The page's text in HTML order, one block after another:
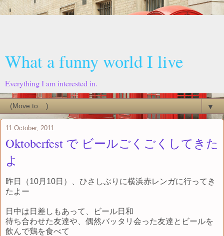
What a funny world I live
Everything I am interested in.
▼
11 October, 2011
Oktoberfest で ビールごくごくしてきた
よ
昨日（10月10日）、ひさしぶりに横浜赤レンガに行ってき
たよー
日中は日差しもあって、ビール日和
待ち合わせた友達や、偶然バッタリ会った友達とビールを
飲んで鶏を食べて